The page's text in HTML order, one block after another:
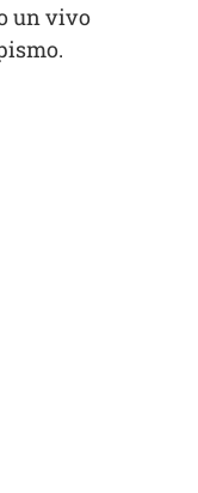
un vivo